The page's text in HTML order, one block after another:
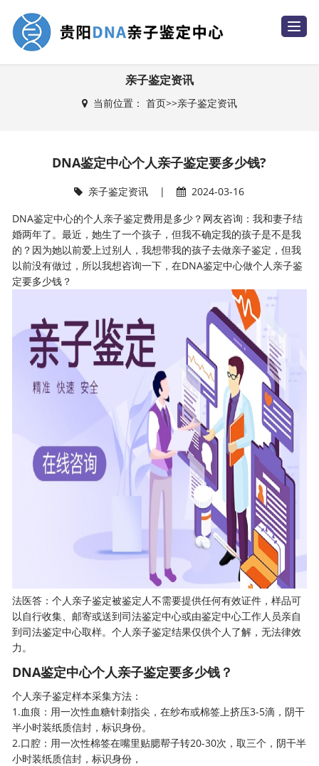
T
o
亲子鉴定资讯
当前位置： 首页>>亲子鉴定资讯
DNA鉴定中心个人亲子鉴定要多少钱?
亲子鉴定资讯 |
2024-03-16
DNA鉴定中心的个人亲子鉴定费用是多少？网友咨询：我和妻子结
婚两年了。最近，她生了一个孩子，但我不确定我的孩子是不是我
的？因为她以前爱上过别人，我想带我的孩子去做亲子鉴定，但我
以前没有做过，所以我想咨询一下，在DNA鉴定中心做个人亲子鉴
定要多少钱？
法医答：个人亲子鉴定被鉴定人不需要提供任何有效证件，样品可
以自行收集、邮寄或送到司法鉴定中心或由鉴定中心工作人员亲自
到司法鉴定中心取样。个人亲子鉴定结果仅供个人了解，无法律效
力。
DNA鉴定中心个人亲子鉴定要多少钱？
个人亲子鉴定样本采集方法：
1.血痕：用一次性血糖针刺指尖，在纱布或棉签上挤压3-5滴，阴干
半小时装纸质信封，标识身份。
2.口腔：用一次性棉签在嘴里贴腮帮子转20-30次，取三个，阴干半
小时装纸质信封，标识身份，